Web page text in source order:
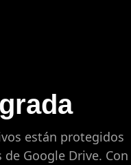
están protegidos
Google Drive. Con